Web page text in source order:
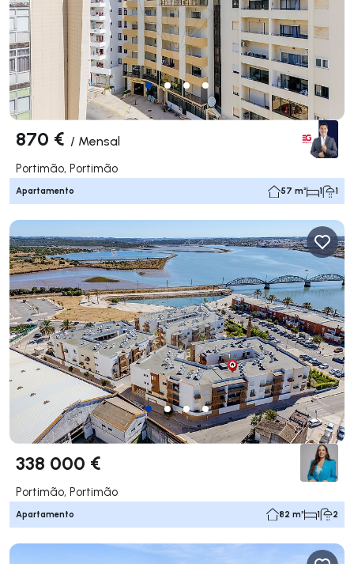
870 € / Mensal
Portimão, Portimão
Apartamento 57 m² 1 1
338 000 €
Portimão, Portimão
Apartamento 82 m² 1 2